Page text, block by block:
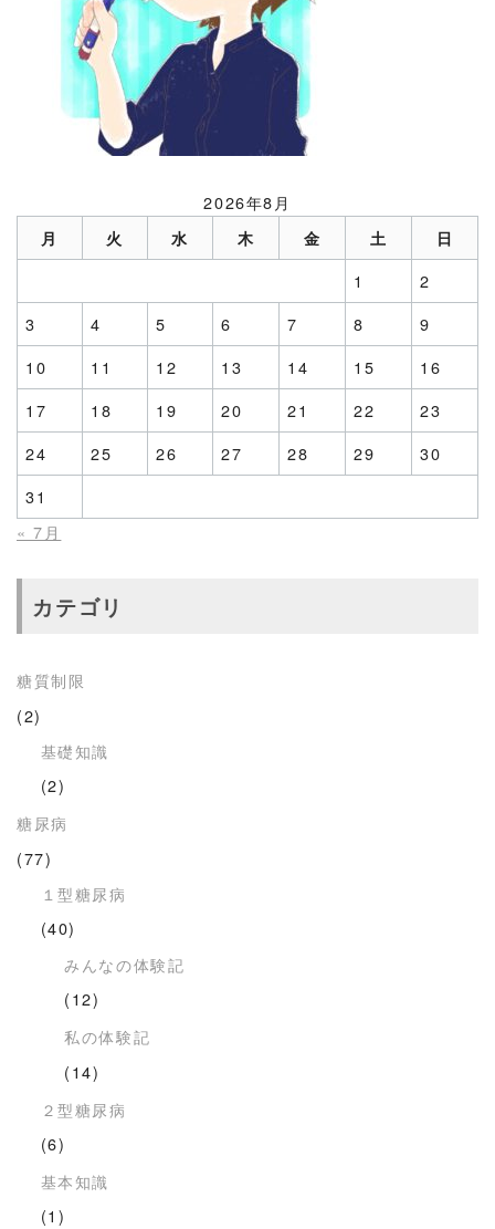
2026年8月
月 火 水 木 金 土 日
1
2
3
4 5 6 7 8
9
10
11 12 13 14 15
16
17
18 19 20 21 22
23
24
25 26 27 28 29
30
31
« 7月
カテゴリ
糖質制限
(2)
基礎知識
(2)
糖尿病
(77)
１型糖尿病
(40)
みんなの体験記
(12)
私の体験記
(14)
２型糖尿病
(6)
基本知識
(1)